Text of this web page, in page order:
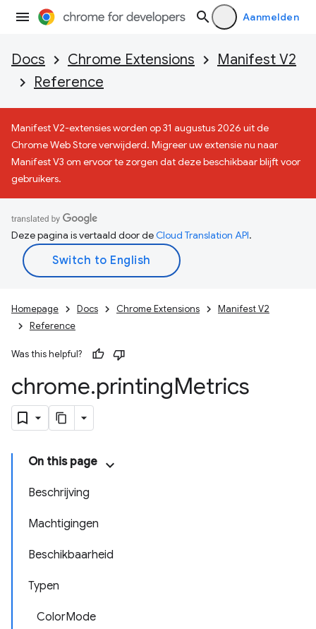
Aanmelden
Docs Chrome Extensions
Manifest V2
Reference
Manifest V2-extensies worden op 31 augustus 2026 uit de
Chrome Web Store verwijderd. Migreer uw extensie nu naar
Manifest V3 om ervoor te zorgen dat deze beschikbaar blijft voor
gebruikers.
Deze pagina is vertaald door deCloud Translation API.
Homepage Docs Chrome Extensions
Manifest V2
Reference
Was this helpful?
chrome.printingMetrics
On this page
Beschrijving
Machtigingen
Beschikbaarheid
Typen
ColorMode